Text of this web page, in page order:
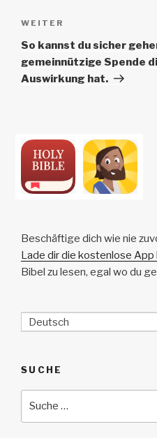
Nächster
Beitrag
WEITER
So kannst du sicher
gemeinnützige Spende
Auswirkung hat.
Beschäftige dich wie nie
Lade dir die kostenlose App
Bibel zu lesen, egal wo du
Deutsch
SUCHE